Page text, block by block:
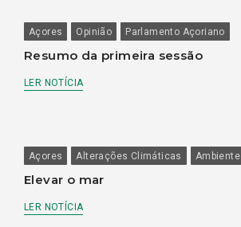
Açores Opinião Parlamento Açoriano
Resumo da primeira sessão
LER NOTÍCIA
Açores Alterações Climáticas Ambiente
Elevar o mar
LER NOTÍCIA